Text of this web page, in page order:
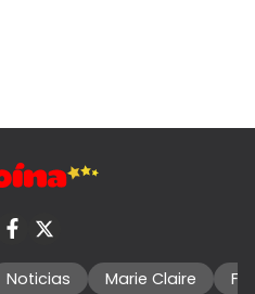
Noticias Marie Claire